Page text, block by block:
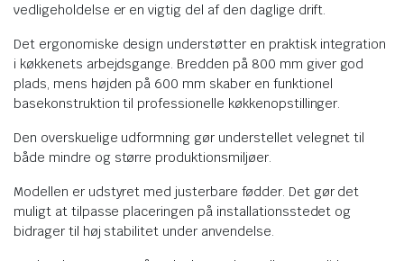
vedligeholdelse er en vigtig del af den daglige drift.
Det ergonomiske design understøtter en praktisk integration
i køkkenets arbejdsgange. Bredden på 800 mm giver god
plads, mens højden på 600 mm skaber en funktionel
basekonstruktion til professionelle køkkenopstillinger.
Den overskuelige udformning gør understellet velegnet til
både mindre og større produktionsmiljøer.
Modellen er udstyret med justerbare fødder. Det gør det
muligt at tilpasse placeringen på installationsstedet og
bidrager til høj stabilitet under anvendelse.